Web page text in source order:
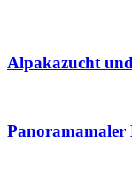
Alpakazucht
Panoramamaler